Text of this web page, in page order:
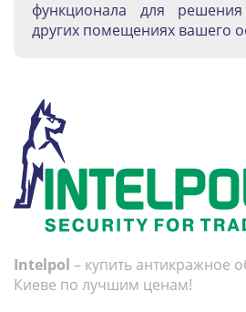
функционала для
других помещениях вашего
Intelpol – купить антикражное
Киеве по лучшим ценам!